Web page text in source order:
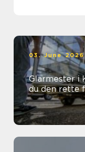
03. June 2026
Glarmester i
du den rette